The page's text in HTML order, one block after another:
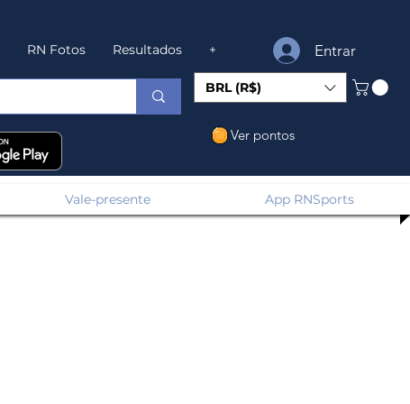
RN Fotos Resultados + Entrar
BRL (R$)
Ver pontos
Vale-presente App RNSports